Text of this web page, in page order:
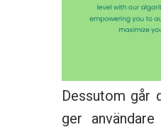
Dessutom går
ger